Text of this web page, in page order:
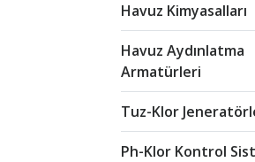
Havuz Kimyasalları
Havuz Aydınlatma
Armatürleri
Tuz-Klor
Ph-Klor Kontrol